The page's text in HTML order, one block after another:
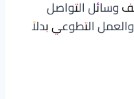
وسائل التواصل
والعمل التطوعي بدلاً